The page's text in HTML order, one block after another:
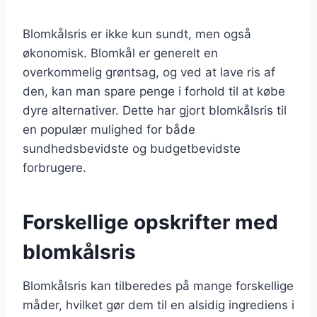
Blomkålsris er ikke kun sundt, men også
økonomisk. Blomkål er generelt en
overkommelig grøntsag, og ved at lave ris af
den, kan man spare penge i forhold til at købe
dyre alternativer. Dette har gjort blomkålsris til
en populær mulighed for både
sundhedsbevidste og budgetbevidste
forbrugere.
Forskellige opskrifter med
blomkålsris
Blomkålsris kan tilberedes på mange forskellige
måder, hvilket gør dem til en alsidig ingrediens i